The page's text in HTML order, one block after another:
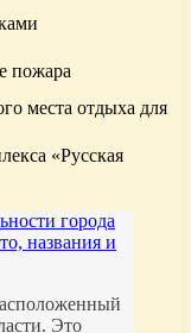
пожара
места отдыха для
«Русская
города
названия и
Это